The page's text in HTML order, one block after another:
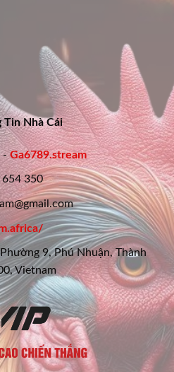
Tin Nhà Cái
-Ga6789.stream
350
9, Phú Nhuận, Thành
Vietnam